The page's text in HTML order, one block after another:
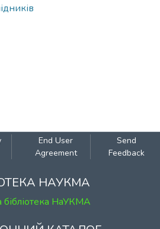
End User
Agreement
Send
Feedback
НАУКМА
бібліотека НаУКМА